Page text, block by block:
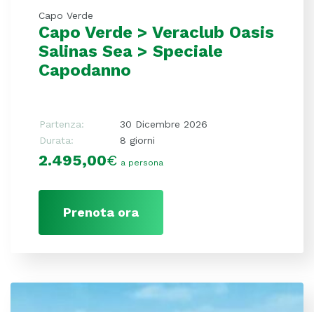
Capo Verde
Capo Verde > Veraclub Oasis
Salinas Sea > Speciale
Capodanno
Partenza:
30 Dicembre 2026
Durata:
8 giorni
2.495,00€ a persona
Prenota ora